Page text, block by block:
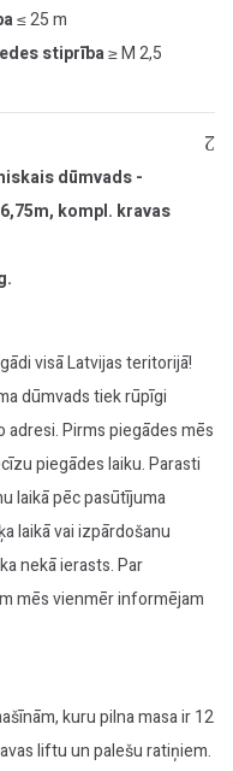
≤ 25 m
stiprība≥ M 2,5
dūmvads -
kompl. kravas
visā Latvijas teritorijā!
dūmvads tiek rūpīgi
Pirms piegādes mēs
piegādes laiku. Parasti
laikā pēc pasūtījuma
laikā vai izpārdošanu
nekā ierasts. Par
mēs vienmēr informējam
kuru pilna masa ir 12
liftu un palešu ratiņiem.